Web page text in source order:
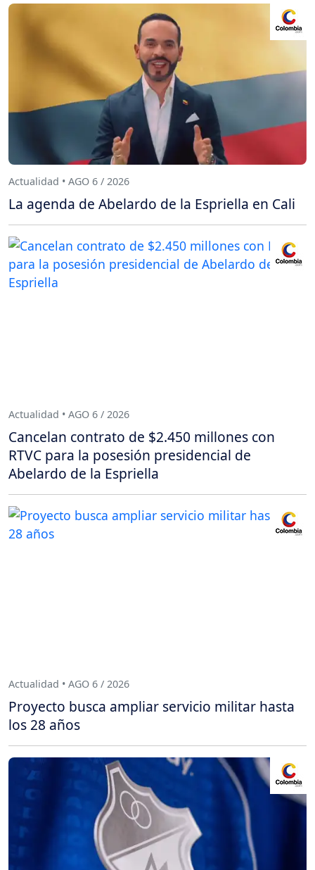
Actualidad • AGO 6 / 2026
La agenda de Abelardo de la Espriella en Cali
Actualidad • AGO 6 / 2026
Cancelan contrato de $2.450 millones con
RTVC para la posesión presidencial de
Abelardo de la Espriella
Actualidad • AGO 6 / 2026
Proyecto busca ampliar servicio militar hasta
los 28 años